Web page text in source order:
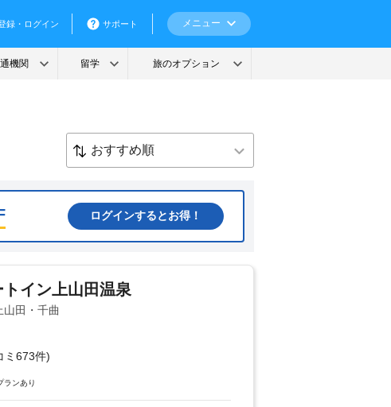
ログインするとお得！
イン上山田温泉
田・千曲
ミ673件)
ランあり